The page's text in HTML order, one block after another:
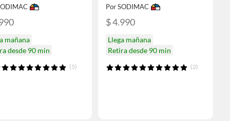
mañana
desde 90 min
(5)
Por SODIMAC
$ 4.990
Llega mañana
Retira desde 90 min
(2)